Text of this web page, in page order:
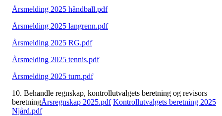
Årsmelding 2025 håndball.pdf
Årsmelding 2025 langrenn.pdf
Årsmelding 2025 RG.pdf
Årsmelding 2025 tennis.pdf
Årsmelding 2025 turn.pdf
10. Behandle regnskap, kontrollutvalgets beretning og revisors
beretningÅrsregnskap 2025.pdf Kontrollutvalgets beretning 2025
Njård.pdf